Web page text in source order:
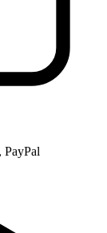
PayPal